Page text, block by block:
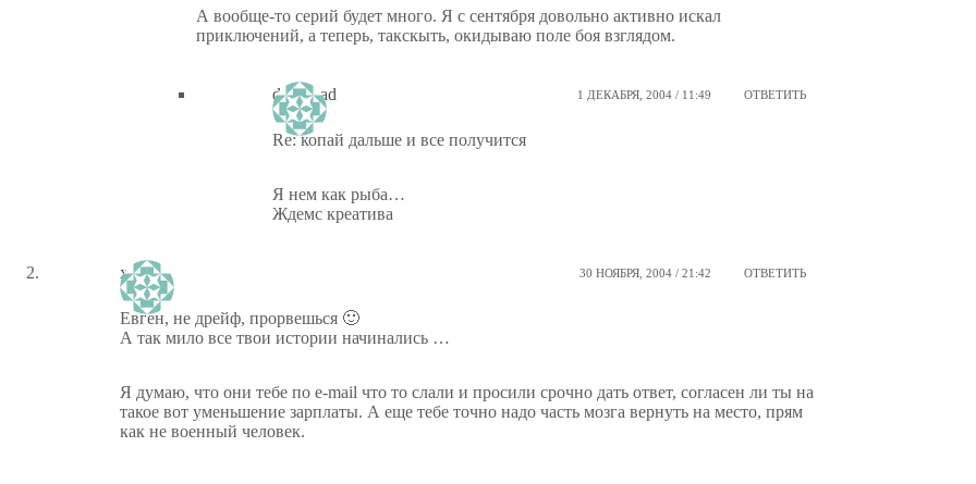
А вообще-то серий будет много. Я с сентября довольно активно искал
приключений, а теперь, такскыть, окидываю поле боя взглядом.
dima_rad 1 ДЕКАБРЯ, 2004 / 11:49 ОТВЕТИТЬ
Re: копай дальше и все получится
Я нем как рыба…
Ждемс креатива
xsaper 30 НОЯБРЯ, 2004 / 21:42 ОТВЕТИТЬ
Евген, не дрейф, прорвешься 🙂
А так мило все твои истории начинались …
Я думаю, что они тебе по e-mail что то слали и просили срочно дать ответ, согласен ли ты на
такое вот уменьшение зарплаты. А еще тебе точно надо часть мозга вернуть на место, прям
как не военный человек.